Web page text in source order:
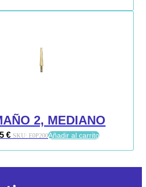
2, MEDIANO
€ SKU: E0P200Añadir al carrito